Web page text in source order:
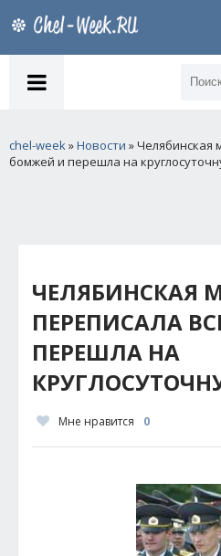
chel-week»Новости » Челябинская
бомжей и перешла на
ЧЕЛЯБИНСКАЯ
ПЕРЕПИСАЛА
ПЕРЕШЛА НА
Мне нравится 0